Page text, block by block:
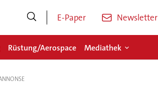
E-Paper Newsletter
Rüstung/Aerospace Mediathek